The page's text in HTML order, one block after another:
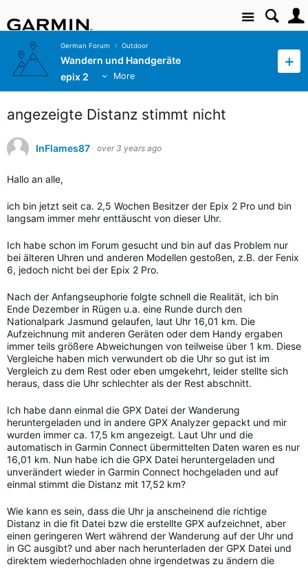
Site
German Forum Outdoor
Wandern und Handgeräte
epix 2
More
angezeigte Distanz stimmt nicht
InFlames87 over 3 years ago
Hallo an alle,
ich bin jetzt seit ca. 2,5 Wochen Besitzer der Epix 2 Pro und bin
langsam immer mehr enttäuscht von dieser Uhr.
Ich habe schon im Forum gesucht und bin auf das Problem nur
bei älteren Uhren und anderen Modellen gestoßen, z.B. der Fenix
6, jedoch nicht bei der Epix 2 Pro.
Nach der Anfangseuphorie folgte schnell die Realität, ich bin
Ende Dezember in Rügen u.a. eine Runde durch den
Nationalpark Jasmund gelaufen, laut Uhr 16,01 km. Die
Aufzeichnung mit anderen Geräten oder dem Handy ergaben
immer teils größere Abweichungen von teilweise über 1 km. Diese
Vergleiche haben mich verwundert ob die Uhr so gut ist im
Vergleich zu dem Rest oder eben umgekehrt, leider stellte sich
heraus, dass die Uhr schlechter als der Rest abschnitt.
Ich habe dann einmal die GPX Datei der Wanderung
heruntergeladen und in andere GPX Analyzer gepackt und mir
wurden immer ca. 17,5 km angezeigt. Laut Uhr und die
automatisch in Garmin Connect übermittelten Daten waren es nur
16,01 km. Nun habe ich die GPX Datei heruntergeladen und
unverändert wieder in Garmin Connect hochgeladen und auf
einmal stimmt die Distanz mit 17,52 km?
Wie kann es sein, dass die Uhr ja anscheinend die richtige
Distanz in die fit Datei bzw die erstellte GPX aufzeichnet, aber
einen geringeren Wert während der Wanderung auf der Uhr und
in GC ausgibt? und aber nach herunterladen der GPX Datei und
direktem wiederhochladen ohne irgendetwas zu ändern die